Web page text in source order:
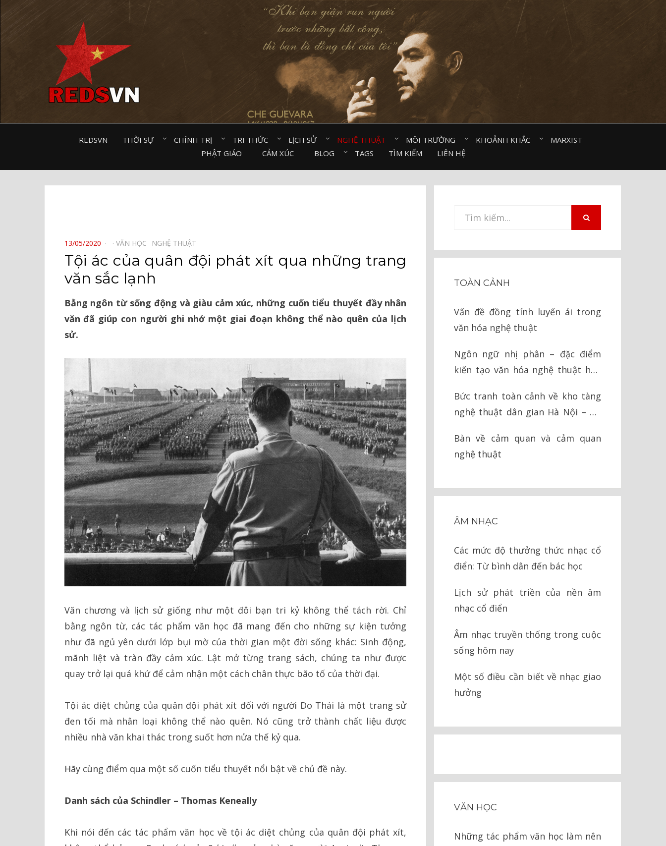
REDSVN THỜI SỰ⠀ CHÍNH TRỊ⠀ TRI THỨC⠀ LỊCH SỬ⠀ NGHỆ THUẬT⠀ MÔI TRƯỜNG⠀ KHOẢNH KHẮC⠀
MARXIST⠀
PHẬT GIÁO⠀
CẢM XÚC⠀ BLOG⠀ TAGS TÌM KIẾM LIÊN HỆ
POSTED
ON
13/05/2020 VĂN HỌC⠀ NGHỆ THUẬT⠀
Tội ác của quân đội phát xít qua những trang
văn sắc lạnh
Bằng ngôn từ sống động và giàu cảm xúc, những cuốn tiểu thuyết đầy nhân
văn đã giúp con người ghi nhớ một giai đoạn không thể nào quên của lịch
sử.
Văn chương và lịch sử giống như một đôi bạn tri kỷ không thể tách rời. Chỉ
bằng ngôn từ, các tác phẩm văn học đã mang đến cho những sự kiện tưởng
như đã ngủ yên dưới lớp bụi mờ của thời gian một đời sống khác: Sinh động,
mãnh liệt và tràn đầy cảm xúc. Lật mở từng trang sách, chúng ta như được
quay trở lại quá khứ để cảm nhận một cách chân thực bão tố của thời đại.
Tội ác diệt chủng của quân đội phát xít đối với người Do Thái là một trang sử
đen tối mà nhân loại không thể nào quên. Nó cũng trở thành chất liệu được
nhiều nhà văn khai thác trong suốt hơn nửa thế kỷ qua.
Hãy cùng điểm qua một số cuốn tiểu thuyết nổi bật về chủ đề này.
Danh sách của Schindler – Thomas Keneally
Khi nói đến các tác phẩm văn học về tội ác diệt chủng của quân đội phát xít,
Tìm
TOÀN CẢNH
Vấn đề đồng tính luyến ái trong
văn hóa nghệ thuật
Ngôn ngữ nhị phân – đặc điểm
kiến tạo văn hóa nghệ thuật hậu
Bức tranh toàn cảnh về kho tàng
nghệ thuật dân gian Hà Nội – Hà
Bàn về cảm quan và cảm quan
nghệ thuật
ÂM NHẠC
Các mức độ thưởng thức nhạc cổ
điển: Từ bình dân đến bác học
Lịch sử phát triền của nền âm
nhạc cổ điển
Âm nhạc truyền thống trong cuộc
sống hôm nay
Một số điều cần biết về nhạc giao
hưởng
VĂN HỌC
Những tác phẩm văn học làm nên